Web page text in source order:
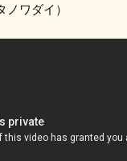
ワダイ）